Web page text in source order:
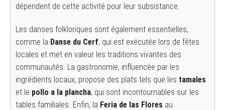
dépendent de cette activité pour leur subsistance.
Les danses folkloriques sont également essentielles,
comme la Danse du Cerf, qui est exécutée lors de fêtes
locales et met en valeur les traditions vivantes des
communautés. La gastronomie, influencée par les
ingrédients locaux, propose des plats tels que les tamales
et le pollo a la plancha, qui sont incontournables sur les
tables familiales. Enfin, la Feria de las Flores au